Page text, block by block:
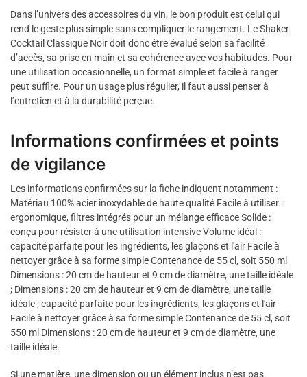
Dans l’univers des accessoires du vin, le bon produit est celui qui
rend le geste plus simple sans compliquer le rangement. Le Shaker
Cocktail Classique Noir doit donc être évalué selon sa facilité
d’accès, sa prise en main et sa cohérence avec vos habitudes. Pour
une utilisation occasionnelle, un format simple et facile à ranger
peut suffire. Pour un usage plus régulier, il faut aussi penser à
l’entretien et à la durabilité perçue.
Informations confirmées et points
de vigilance
Les informations confirmées sur la fiche indiquent notamment :
Matériau 100% acier inoxydable de haute qualité Facile à utiliser :
ergonomique, filtres intégrés pour un mélange efficace Solide :
conçu pour résister à une utilisation intensive Volume idéal :
capacité parfaite pour les ingrédients, les glaçons et l'air Facile à
nettoyer grâce à sa forme simple Contenance de 55 cl, soit 550 ml
Dimensions : 20 cm de hauteur et 9 cm de diamètre, une taille idéale
; Dimensions : 20 cm de hauteur et 9 cm de diamètre, une taille
idéale ; capacité parfaite pour les ingrédients, les glaçons et l'air
Facile à nettoyer grâce à sa forme simple Contenance de 55 cl, soit
550 ml Dimensions : 20 cm de hauteur et 9 cm de diamètre, une
taille idéale.
Si une matière, une dimension ou un élément inclus n’est pas